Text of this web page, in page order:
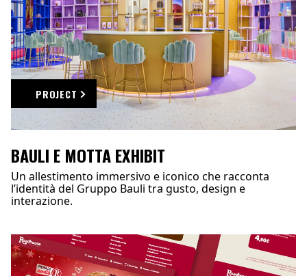
PROJECT
BAULI E MOTTA EXHIBIT
Un allestimento immersivo e iconico che racconta
l’identità del Gruppo Bauli tra gusto, design e
interazione.